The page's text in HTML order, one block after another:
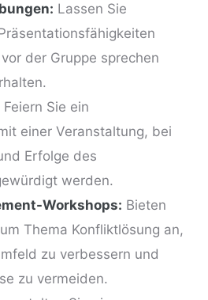
Lassen Sie
der Gruppe sprechen
Feiern Sie ein
einer Veranstaltung, bei
Erfolge des
werden.
Workshops: Bieten
Thema Konfliktlösung an,
zu verbessern und
zu vermeiden.